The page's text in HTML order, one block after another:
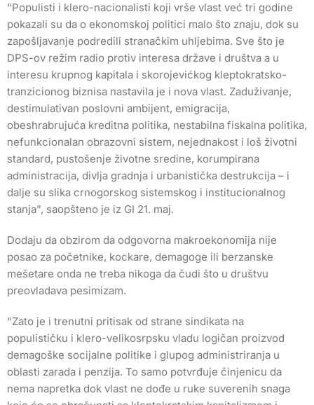
“Populisti i klero-nacionalisti koji vrše vlast već tri godine
pokazali su da o ekonomskoj politici malo što znaju, dok su
zapošljavanje podredili stranačkim uhljebima. Sve što je
DPS-ov režim radio protiv interesa države i društva a u
interesu krupnog kapitala i skorojevićkog kleptokratsko-
tranzicionog biznisa nastavila je i nova vlast. Zaduživanje,
destimulativan poslovni ambijent, emigracija,
obeshrabrujuća kreditna politika, nestabilna fiskalna politika,
nefunkcionalan obrazovni sistem, nejednakost i loš životni
standard, pustošenje životne sredine, korumpirana
administracija, divlja gradnja i urbanistička destrukcija – i
dalje su slika crnogorskog sistemskog i institucionalnog
stanja”, saopšteno je iz GI 21. maj.
Dodaju da obzirom da odgovorna makroekonomija nije
posao za početnike, kockare, demagoge ili berzanske
mešetare onda ne treba nikoga da čudi što u društvu
preovladava pesimizam.
“Zato je i trenutni pritisak od strane sindikata na
populističku i klero-velikosrpsku vladu logičan proizvod
demagoške socijalne politike i glupog administriranja u
oblasti zarada i penzija. To samo potvrđuje činjenicu da
nema napretka dok vlast ne dođe u ruke suverenih snaga